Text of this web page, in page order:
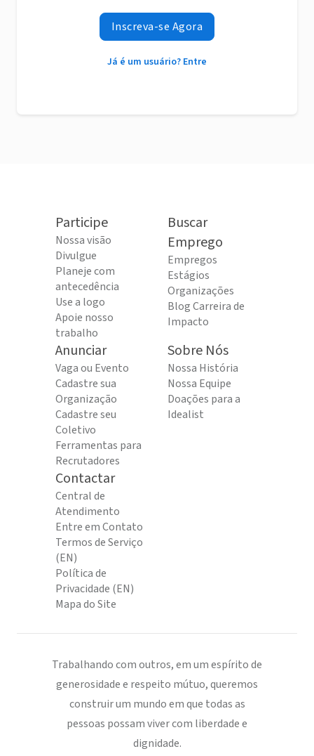
Inscreva-se Agora
Já é um usuário? Entre
Participe
Nossa visão
Divulgue
Planeje com
antecedência
Use a logo
Apoie nosso
trabalho
Buscar
Emprego
Empregos
Estágios
Organizações
Blog Carreira de
Impacto
Anunciar
Vaga ou Evento
Cadastre sua
Organização
Cadastre seu
Coletivo
Ferramentas para
Recrutadores
Sobre Nós
Nossa História
Nossa Equipe
Doações para a
Idealist
Contactar
Central de
Atendimento
Entre em Contato
Termos de Serviço
(EN)
Política de
Privacidade (EN)
Mapa do Site
Trabalhando com outros, em um espírito de
generosidade e respeito mútuo, queremos
construir um mundo em que todas as
pessoas possam viver com liberdade e
dignidade.